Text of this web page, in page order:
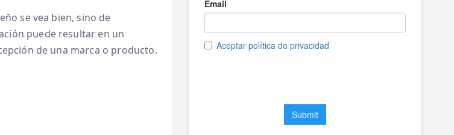
se vea bien, sino de
puede resultar en un
de una marca o producto.